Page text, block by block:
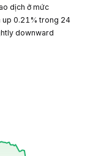
dịch ở mức
up 0.21% trong 24
downward